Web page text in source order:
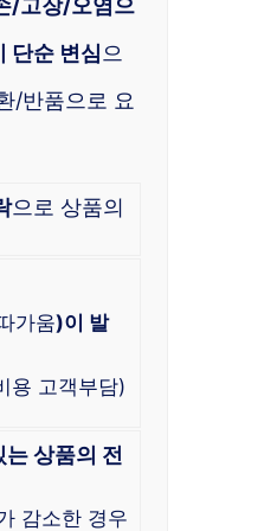
/고장/오염으
단순 변심으
/반품으로 요
으로 상품의
가움)이 발
용 고객부담)
는 상품의 전
감소한 경우